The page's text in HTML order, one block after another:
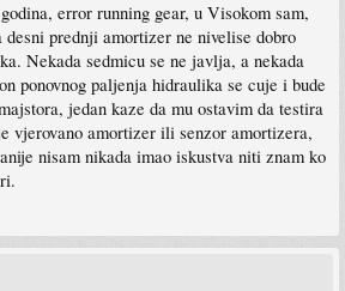
error running gear, u Visokom sam,
prednji amortizer ne nivelise dobro
Nekada sedmicu se ne javlja, a nekada
ponovnog paljenja hidraulika se cuje i bude
jedan kaze da mu ostavim da testira
vjerovano amortizer ili senzor amortizera,
nisam nikada imao iskustva niti znam ko